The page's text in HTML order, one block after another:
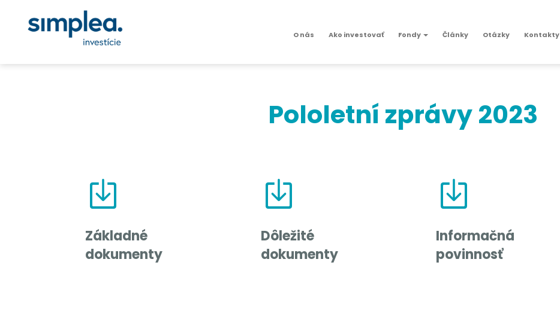
O nás Ako investovať Fondy Články Otázky Kontakty
Pololetní zprávy 2023
Základné
dokumenty
Dôležité
dokumenty
Informačná
povinnosť